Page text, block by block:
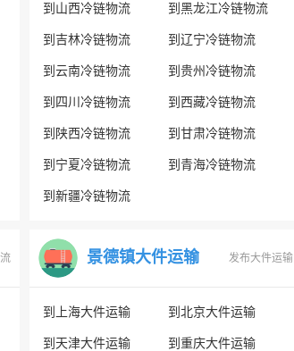
到山西冷链物流 到黑龙江冷链物流
到吉林冷链物流 到辽宁冷链物流
到云南冷链物流 到贵州冷链物流
到四川冷链物流 到西藏冷链物流
到陕西冷链物流 到甘肃冷链物流
到宁夏冷链物流 到青海冷链物流
到新疆冷链物流
景德镇大件运输 发布大件运输
到上海大件运输 到北京大件运输
到天津大件运输 到重庆大件运输